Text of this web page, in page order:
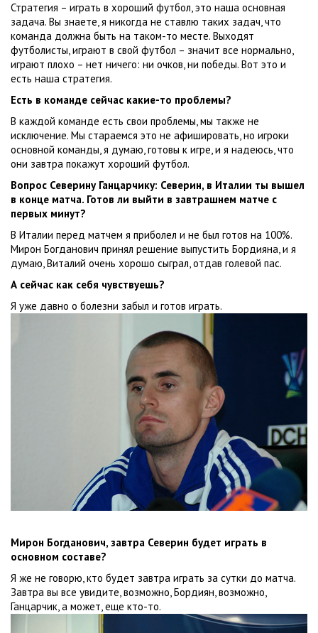
Стратегия – играть в хороший футбол, это наша основная
задача. Вы знаете, я никогда не ставлю таких задач, что
команда должна быть на таком-то месте. Выходят
футболисты, играют в свой футбол – значит все нормально,
играют плохо – нет ничего: ни очков, ни победы. Вот это и
есть наша стратегия.
Есть в команде сейчас какие-то проблемы?
В каждой команде есть свои проблемы, мы также не
исключение. Мы стараемся это не афишировать, но игроки
основной команды, я думаю, готовы к игре, и я надеюсь, что
они завтра покажут хороший футбол.
Вопрос Северину Ганцарчику: Северин, в Италии ты вышел
в конце матча. Готов ли выйти в завтрашнем матче с
первых минут?
В Италии перед матчем я приболел и не был готов на 100%.
Мирон Богданович принял решение выпустить Бордияна, и я
думаю, Виталий очень хорошо сыграл, отдав голевой пас.
А сейчас как себя чувствуешь?
Я уже давно о болезни забыл и готов играть.
Мирон Богданович, завтра Северин будет играть в
основном составе?
Я же не говорю, кто будет завтра играть за сутки до матча.
Завтра вы все увидите, возможно, Бордиян, возможно,
Ганцарчик, а может, еще кто-то.